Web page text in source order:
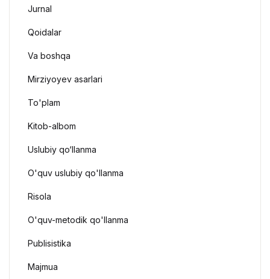
Jurnal
Qoidalar
Va boshqa
Mirziyoyev asarlari
To'plam
Kitob-albom
Uslubiy qo‘llanma
O'quv uslubiy qo'llanma
Risola
O'quv-metodik qo'llanma
Publisistika
Majmua